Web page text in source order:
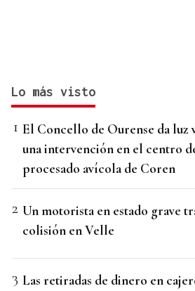
Lo más visto
El Concello de Ourense da luz
una intervención en el centro
procesado avícola de Coren
Un motorista en estado grave
colisión en Velle
Las retiradas de dinero en